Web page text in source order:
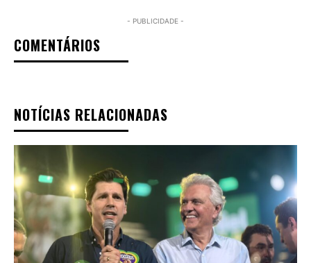
- PUBLICIDADE -
COMENTÁRIOS
NOTÍCIAS RELACIONADAS